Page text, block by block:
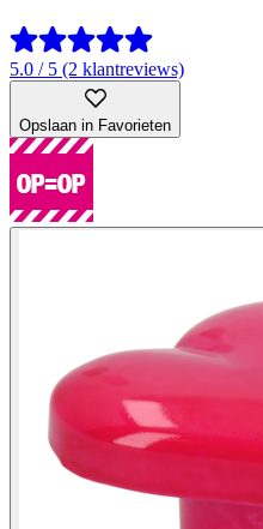
5.0 / 5 (2 klantreviews)
Opslaan in Favorieten